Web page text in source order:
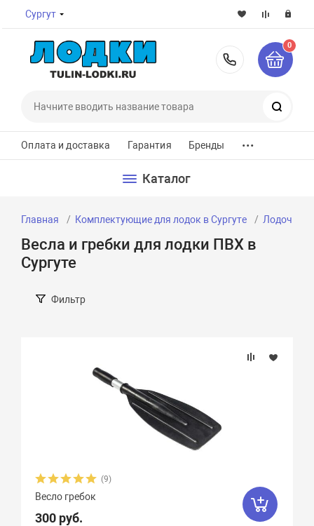
Сургут
8-800-
0
Оплата и доставка Гарантия Бренды ...
Каталог
Главная Комплектующие для лодок в Сургуте Лодочные
Весла и гребки для лодки ПВХ в
Сургуте
Фильтр
(9)
Весло гребок
300 руб.